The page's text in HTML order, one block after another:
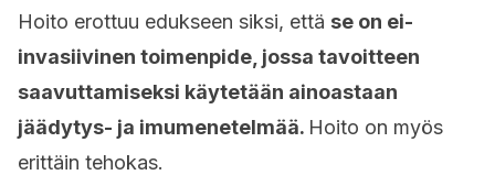
Hoito erottuu edukseen siksi, että se on ei-
invasiivinen toimenpide, jossa tavoitteen
saavuttamiseksi käytetään ainoastaan
jäädytys- ja imumenetelmää. Hoito on myös
erittäin tehokas.